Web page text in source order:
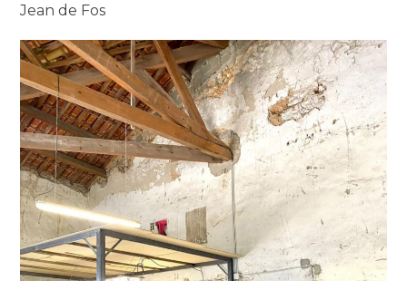
Jean de Fos